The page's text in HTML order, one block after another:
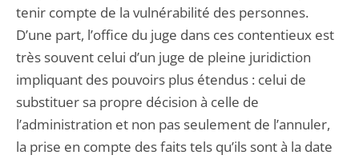
tenir compte de la vulnérabilité des personnes.
D’une part, l’office du juge dans ces contentieux est
très souvent celui d’un juge de pleine juridiction
impliquant des pouvoirs plus étendus : celui de
substituer sa propre décision à celle de
l’administration et non pas seulement de l’annuler,
la prise en compte des faits tels qu’ils sont à la date